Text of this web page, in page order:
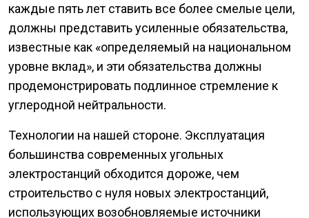
каждые пять лет ставить все более смелые цели,
должны представить усиленные обязательства,
известные как «определяемый на национальном
уровне вклад», и эти обязательства должны
продемонстрировать подлинное стремление к
углеродной нейтральности.
Технологии на нашей стороне. Эксплуатация
большинства современных угольных
электростанций обходится дороже, чем
строительство с нуля новых электростанций,
использующих возобновляемые источники